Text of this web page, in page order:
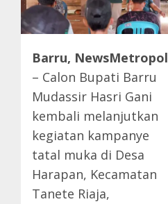
Barru, NewsMetropol
– Calon Bupati Barru
Mudassir Hasri Gani
kembali melanjutkan
kegiatan kampanye
tatal muka di Desa
Harapan, Kecamatan
Tanete Riaja,